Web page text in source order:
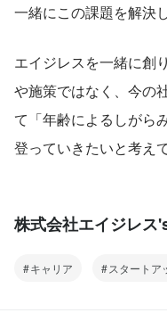
一緒にこの課題を解決
エイジレスを一緒に創
や施策ではなく、今の
て「年齢によるしがら
登っていきたいと考え
株式会社エイジレ
キャリア スタートア